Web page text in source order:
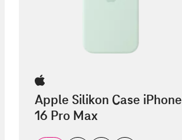
Apple Silikon Case iPhone
16 Pro Max